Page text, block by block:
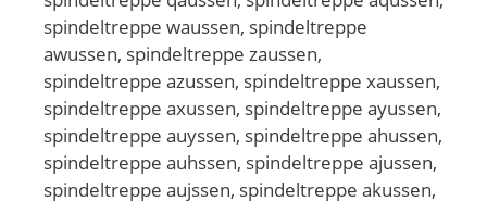
spindeltreppe waussen, spindeltreppe
awussen, spindeltreppe zaussen,
spindeltreppe azussen, spindeltreppe xaussen,
spindeltreppe axussen, spindeltreppe ayussen,
spindeltreppe auyssen, spindeltreppe ahussen,
spindeltreppe auhssen, spindeltreppe ajussen,
spindeltreppe aujssen, spindeltreppe akussen,